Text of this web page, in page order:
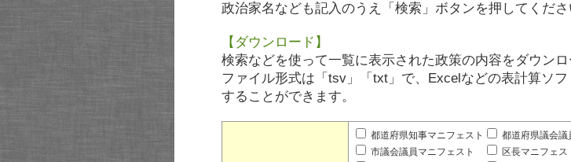
政治家名なども記入のうえ「検索」ボタンを押してくださ
【ダウンロード】
検索などを使って一覧に表示された政策の内容をダウンロ
ファイル形式は「tsv」「txt」で、Excelなどの表計算ソ
することができます。
都道府県知事マニフェスト 都道府県議会議
市議会議員マニフェスト
区長マニフェス